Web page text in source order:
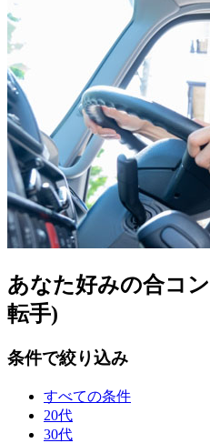
あなた好みの合コ
転手)
条件で絞り込み
すべての条件
20代
30代